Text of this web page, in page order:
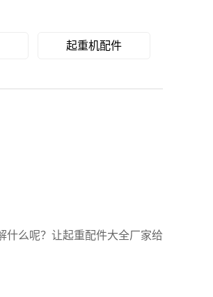
起重机配件
什么呢？让起重配件大全厂家给